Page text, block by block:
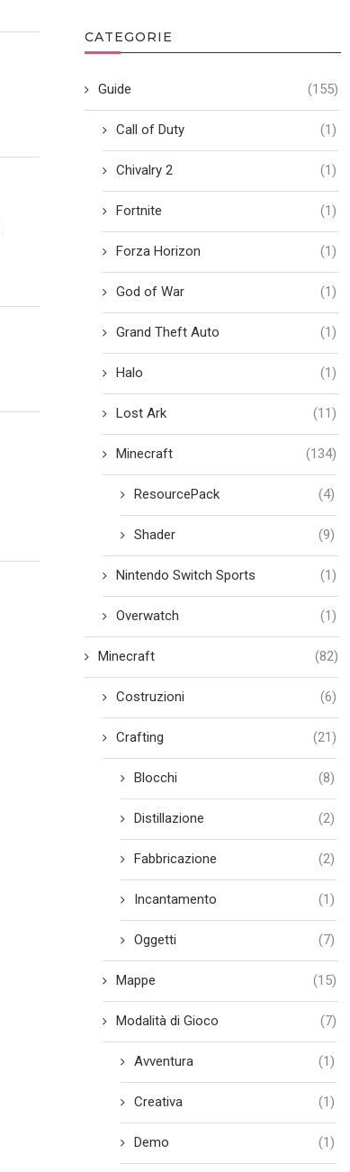
CATEGORIE
Guide (155)
Call of Duty (1)
Chivalry 2 (1)
Fortnite (1)
Forza Horizon (1)
God of War (1)
Grand Theft Auto (1)
Halo (1)
Lost Ark (11)
Minecraft (134)
ResourcePack (4)
Shader (9)
Nintendo Switch Sports (1)
Overwatch (1)
Minecraft (82)
Costruzioni (6)
Crafting (21)
Blocchi (8)
Distillazione (2)
Fabbricazione (2)
Incantamento (1)
Oggetti (7)
Mappe (15)
Modalità di Gioco (7)
Avventura (1)
Creativa (1)
Demo (1)